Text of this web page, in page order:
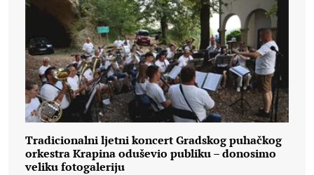
Tradicionalni ljetni koncert Gradskog puhačkog
orkestra Krapina oduševio publiku – donosimo
veliku fotogaleriju